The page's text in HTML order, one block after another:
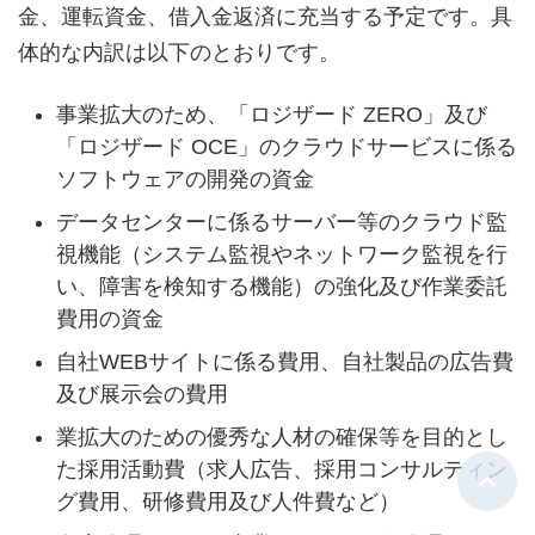
金、運転資金、借入金返済に充当する予定です。具
体的な内訳は以下のとおりです。
事業拡大のため、「ロジザード ZERO」及び
「ロジザード OCE」のクラウドサービスに係る
ソフトウェアの開発の資金
データセンターに係るサーバー等のクラウド監
視機能（システム監視やネットワーク監視を行
い、障害を検知する機能）の強化及び作業委託
費用の資金
自社WEBサイトに係る費用、自社製品の広告費
及び展示会の費用
業拡大のための優秀な人材の確保等を目的とし
た採用活動費（求人広告、採用コンサルティン
グ費用、研修費用及び人件費など）